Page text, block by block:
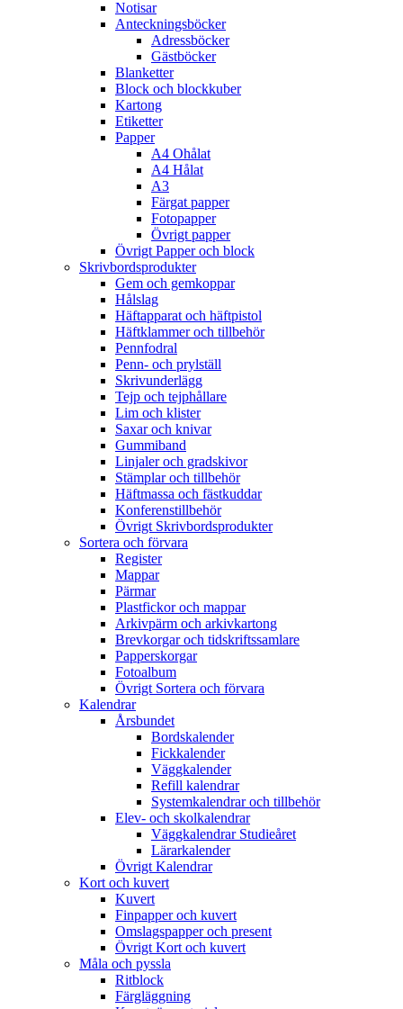
Notisar
Anteckningsböcker
Adressböcker
Gästböcker
Blanketter
Block och blockkuber
Kartong
Etiketter
Papper
A4 Ohålat
A4 Hålat
A3
Färgat papper
Fotopapper
Övrigt papper
Övrigt Papper och block
Skrivbordsprodukter
Gem och gemkoppar
Hålslag
Häftapparat och häftpistol
Häftklammer och tillbehör
Pennfodral
Penn- och prylställ
Skrivunderlägg
Tejp och tejphållare
Lim och klister
Saxar och knivar
Gummiband
Linjaler och gradskivor
Stämplar och tillbehör
Häftmassa och fästkuddar
Konferenstillbehör
Övrigt Skrivbordsprodukter
Sortera och förvara
Register
Mappar
Pärmar
Plastfickor och mappar
Arkivpärm och arkivkartong
Brevkorgar och tidskriftssamlare
Papperskorgar
Fotoalbum
Övrigt Sortera och förvara
Kalendrar
Årsbundet
Bordskalender
Fickkalender
Väggkalender
Refill kalendrar
Systemkalendrar och tillbehör
Elev- och skolkalendrar
Väggkalendrar Studieåret
Lärarkalender
Övrigt Kalendrar
Kort och kuvert
Kuvert
Finpapper och kuvert
Omslagspapper och present
Övrigt Kort och kuvert
Måla och pyssla
Ritblock
Färgläggning